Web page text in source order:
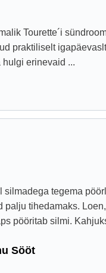
Tourette´i
praktiliselt
erinevaid ...
silmadega tegema
palju tihedamaks.
pööritab silmi.
Sööt